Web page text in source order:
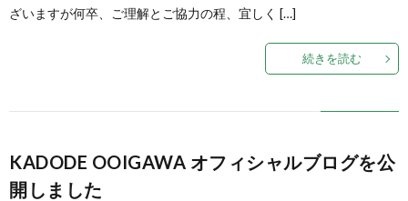
ざいますが何卒、ご理解とご協力の程、宜しく […]
続きを読む
KADODE OOIGAWA オフィシャルブログを公
開しました